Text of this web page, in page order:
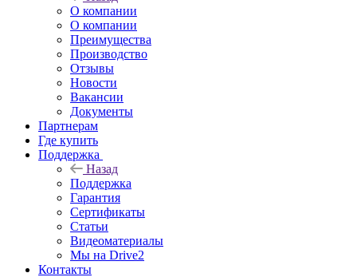
О компании
О компании
Преимущества
Производство
Отзывы
Новости
Вакансии
Документы
Партнерам
Где купить
Поддержка
Назад
Поддержка
Гарантия
Сертификаты
Статьи
Видеоматериалы
Мы на Drive2
Контакты